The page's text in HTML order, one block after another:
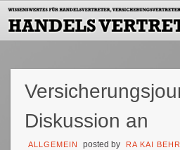
Diskussion an
ALLGEMEIN posted by RA KAI